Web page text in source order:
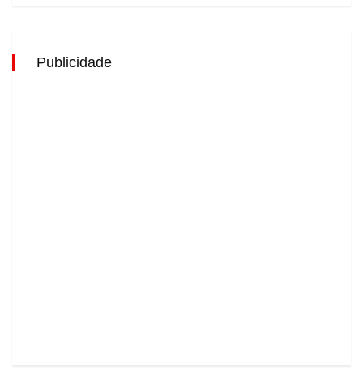
Publicidade